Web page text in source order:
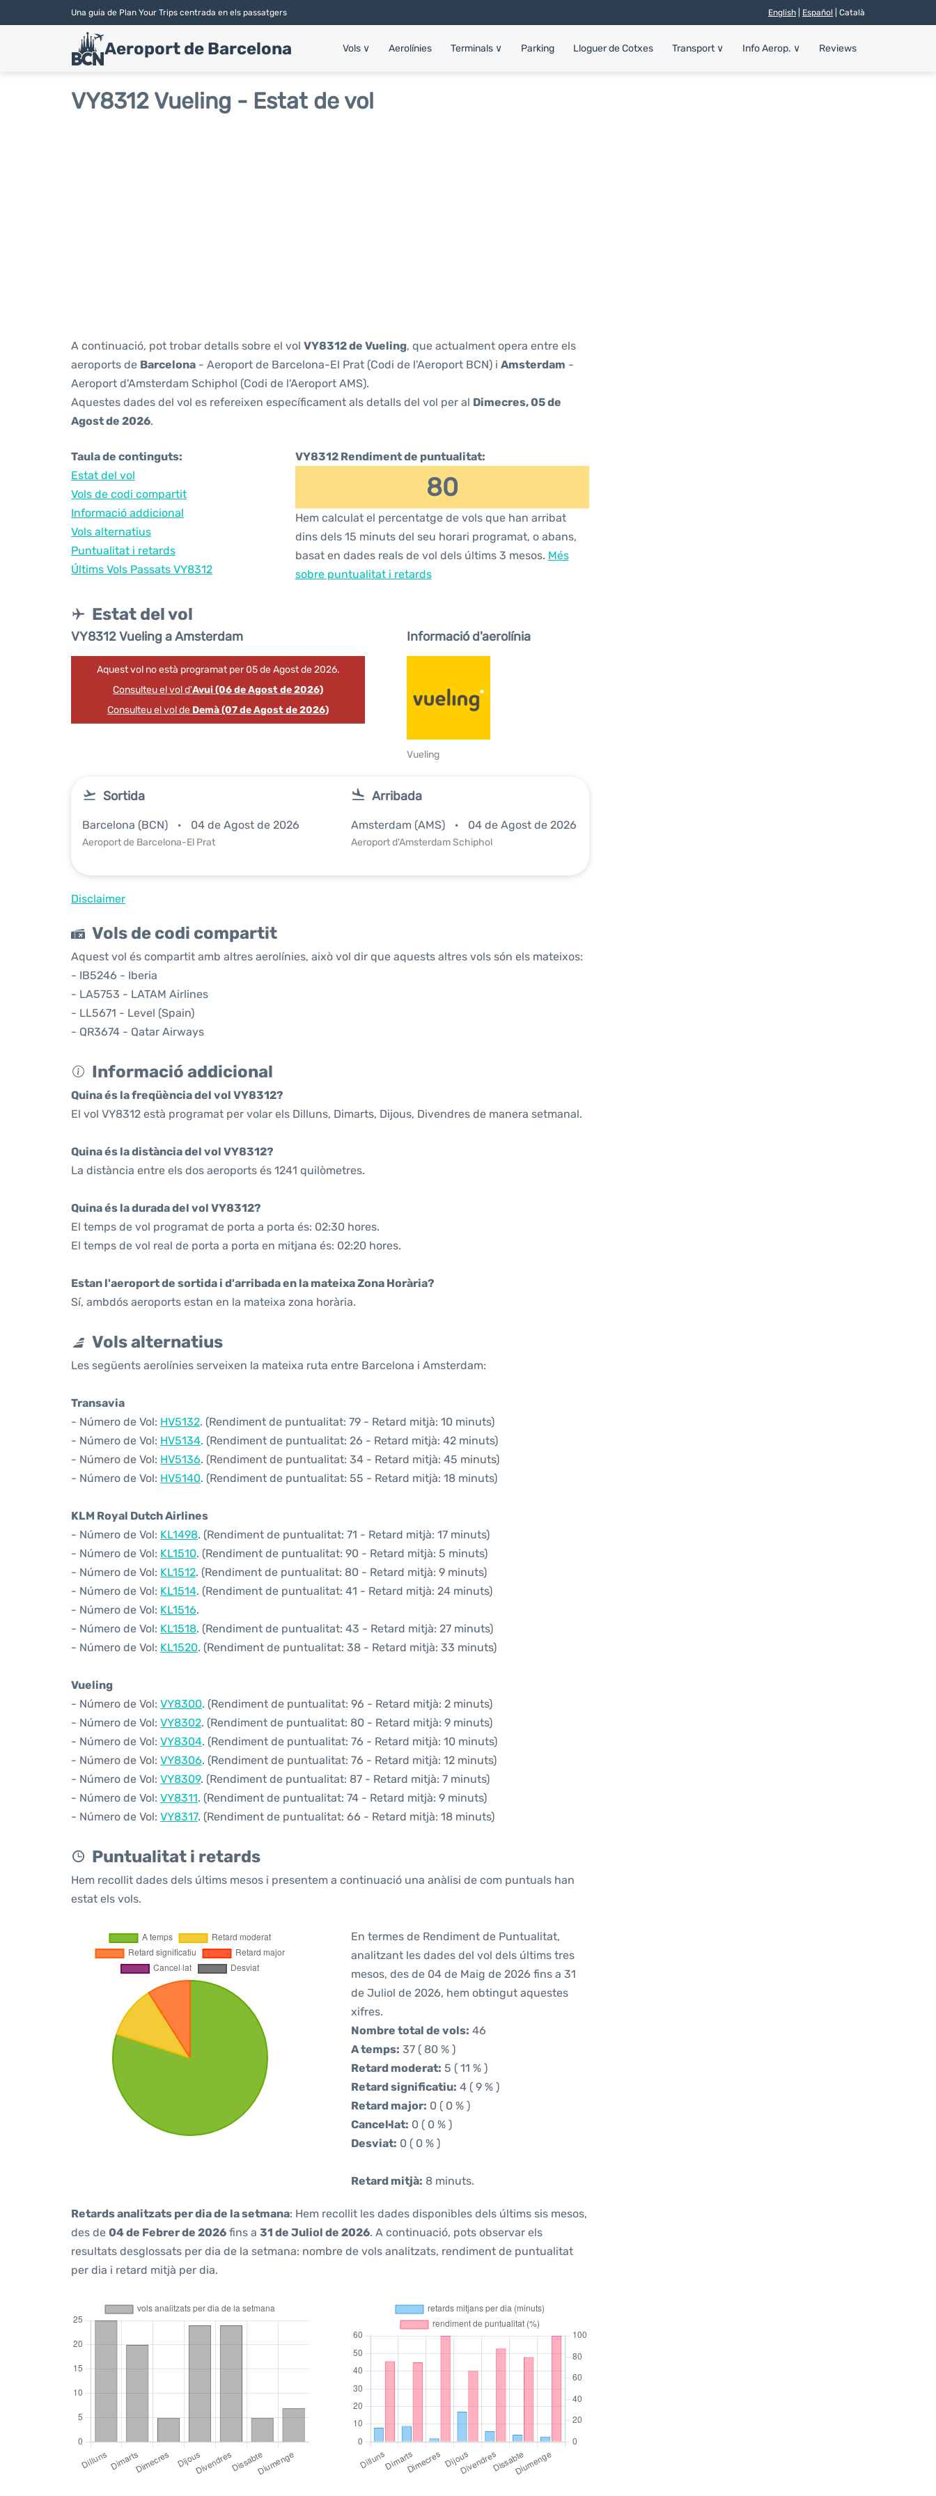
Una guia de Plan Your Trips centrada en els passatgers English Español | Català
Aeroport de Barcelona Vols ∨ Aerolínies Terminals ∨ Parking Lloguer de Cotxes Transport ∨ Info Aerop. ∨ Reviews
VY8312 Vueling - Estat de vol
A continuació, pot trobar detalls sobre el vol VY8312 de Vueling, que actualment opera entre els
aeroports de Barcelona - Aeroport de Barcelona-El Prat (Codi de l'Aeroport BCN) i Amsterdam -
Aeroport d'Amsterdam Schiphol (Codi de l'Aeroport AMS).
Aquestes dades del vol es refereixen específicament als detalls del vol per al Dimecres, 05 de
Agost de 2026.
Taula de continguts:
Estat del vol
Vols de codi compartit
Informació addicional
Vols alternatius
Puntualitat i retards
Últims Vols Passats VY8312
VY8312 Rendiment de puntualitat:
80
Hem calculat el percentatge de vols que han arribat
dins dels 15 minuts del seu horari programat, o abans,
basat en dades reals de vol dels últims 3 mesos. Més
sobre puntualitat i retards
Estat del vol
VY8312 Vueling a Amsterdam
Aquest vol no està programat per 05 de Agost de 2026.
Consulteu el vol d'Avui (06 de Agost de 2026)
Consulteu el vol de Demà (07 de Agost de 2026)
Informació d'aerolínia
Vueling
Sortida
Barcelona (BCN) 04 de Agost de 2026
Aeroport de Barcelona-El Prat
Arribada
Amsterdam (AMS) 04 de Agost de 2026
Aeroport d'Amsterdam Schiphol
Disclaimer
Vols de codi compartit
Aquest vol és compartit amb altres aerolínies, això vol dir que aquests altres vols són els mateixos:
- IB5246 - Iberia
- LA5753 - LATAM Airlines
- LL5671 - Level (Spain)
- QR3674 - Qatar Airways
Informació addicional
Quina és la freqüència del vol VY8312?
El vol VY8312 està programat per volar els Dilluns, Dimarts, Dijous, Divendres de manera setmanal.
Quina és la distància del vol VY8312?
La distància entre els dos aeroports és 1241 quilòmetres.
Quina és la durada del vol VY8312?
El temps de vol programat de porta a porta és: 02:30 hores.
El temps de vol real de porta a porta en mitjana és: 02:20 hores.
Estan l'aeroport de sortida i d'arribada en la mateixa Zona Horària?
Sí, ambdós aeroports estan en la mateixa zona horària.
Vols alternatius
Les següents aerolínies serveixen la mateixa ruta entre Barcelona i Amsterdam:
Transavia
- Número de Vol: HV5132. (Rendiment de puntualitat: 79 - Retard mitjà: 10 minuts)
- Número de Vol: HV5134. (Rendiment de puntualitat: 26 - Retard mitjà: 42 minuts)
- Número de Vol: HV5136. (Rendiment de puntualitat: 34 - Retard mitjà: 45 minuts)
- Número de Vol: HV5140. (Rendiment de puntualitat: 55 - Retard mitjà: 18 minuts)
KLM Royal Dutch Airlines
- Número de Vol: KL1498. (Rendiment de puntualitat: 71 - Retard mitjà: 17 minuts)
- Número de Vol: KL1510. (Rendiment de puntualitat: 90 - Retard mitjà: 5 minuts)
- Número de Vol: KL1512. (Rendiment de puntualitat: 80 - Retard mitjà: 9 minuts)
- Número de Vol: KL1514. (Rendiment de puntualitat: 41 - Retard mitjà: 24 minuts)
- Número de Vol: KL1516.
- Número de Vol: KL1518. (Rendiment de puntualitat: 43 - Retard mitjà: 27 minuts)
- Número de Vol: KL1520. (Rendiment de puntualitat: 38 - Retard mitjà: 33 minuts)
Vueling
- Número de Vol: VY8300. (Rendiment de puntualitat: 96 - Retard mitjà: 2 minuts)
- Número de Vol: VY8302. (Rendiment de puntualitat: 80 - Retard mitjà: 9 minuts)
- Número de Vol: VY8304. (Rendiment de puntualitat: 76 - Retard mitjà: 10 minuts)
- Número de Vol: VY8306. (Rendiment de puntualitat: 76 - Retard mitjà: 12 minuts)
- Número de Vol: VY8309. (Rendiment de puntualitat: 87 - Retard mitjà: 7 minuts)
- Número de Vol: VY8311. (Rendiment de puntualitat: 74 - Retard mitjà: 9 minuts)
- Número de Vol: VY8317. (Rendiment de puntualitat: 66 - Retard mitjà: 18 minuts)
Puntualitat i retards
Hem recollit dades dels últims mesos i presentem a continuació una anàlisi de com puntuals han
estat els vols.
En termes de Rendiment de Puntualitat,
analitzant les dades del vol dels últims tres
mesos, des de 04 de Maig de 2026 fins a 31
de Juliol de 2026, hem obtingut aquestes
xifres.
Nombre total de vols: 46
A temps: 37 ( 80 % )
Retard moderat: 5 ( 11 % )
Retard significatiu: 4 ( 9 % )
Retard major: 0 ( 0 % )
Cancel·lat: 0 ( 0 % )
Desviat: 0 ( 0 % )
Retard mitjà: 8 minuts.
Retards analitzats per dia de la setmana: Hem recollit les dades disponibles dels últims sis mesos,
des de 04 de Febrer de 2026 fins a 31 de Juliol de 2026. A continuació, pots observar els
resultats desglossats per dia de la setmana: nombre de vols analitzats, rendiment de puntualitat
per dia i retard mitjà per dia.